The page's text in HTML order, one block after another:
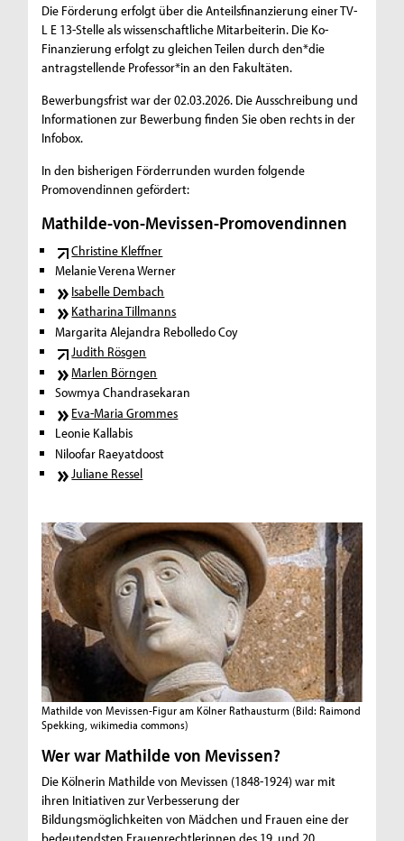
Die Förderung erfolgt über die Anteilsfinanzierung einer TV-
L E 13-Stelle als wissenschaftliche Mitarbeiterin. Die Ko-
Finanzierung erfolgt zu gleichen Teilen durch den*die
antragstellende Professor*in an den Fakultäten.
Bewerbungsfrist war der 02.03.2026. Die Ausschreibung und
Informationen zur Bewerbung finden Sie oben rechts in der
Infobox.
In den bisherigen Förderrunden wurden folgende
Promovendinnen gefördert:
Mathilde-von-Mevissen-Promovendinnen
Christine Kleffner
Melanie Verena Werner
Isabelle Dembach
Katharina Tillmanns
Margarita Alejandra Rebolledo Coy
Judith Rösgen
Marlen Börngen
Sowmya Chandrasekaran
Eva-Maria Grommes
Leonie Kallabis
Niloofar Raeyatdoost
Juliane Ressel
Mathilde von Mevissen-Figur am Kölner Rathausturm (Bild: Raimond
Spekking, wikimedia commons)
Wer war Mathilde von Mevissen?
Die Kölnerin Mathilde von Mevissen (1848-1924) war mit
ihren Initiativen zur Verbesserung der
Bildungsmöglichkeiten von Mädchen und Frauen eine der